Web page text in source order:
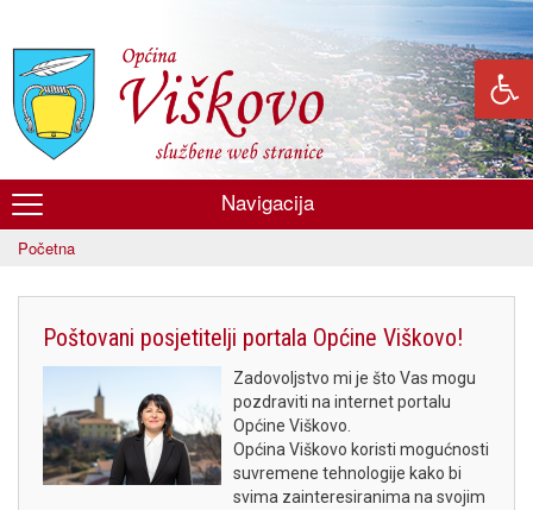
glavni
sadržaj
Općina
Viškovo
Navigacija
Početna
Poštovani posjetitelji portala Općine Viškovo!
Zadovoljstvo mi je što Vas mogu
pozdraviti na internet portalu
Općine Viškovo.
Općina Viškovo koristi mogućnosti
suvremene tehnologije kako bi
svima zainteresiranima na svojim